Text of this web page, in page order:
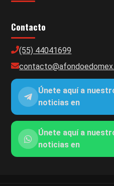
Contacto
(55) 44041699
Únete aquí a
noticias en
Únete aquí a
noticias en